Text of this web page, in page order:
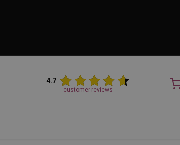
4.7
customer reviews